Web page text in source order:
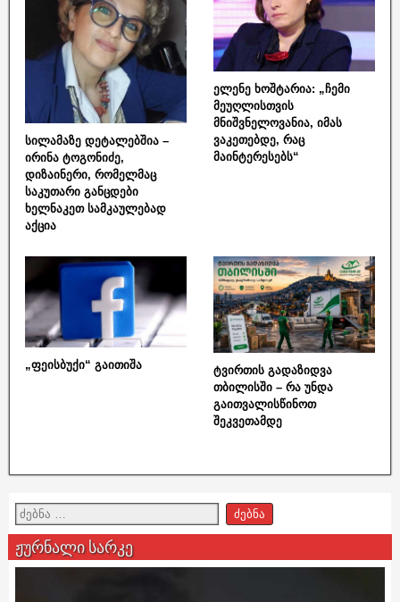
სილამაზე დეტალებშია –
ირინა ტოგონიძე,
დიზაინერი, რომელმაც
საკუთარი განცდები
ხელნაკეთ სამკაულებად
აქცია
ელენე ხოშტარია: „ჩემი
მეუღლისთვის
მნიშვნელოვანია, იმას
ვაკეთებდე, რაც
მაინტერესებს“
„ფეისბუქი“ გაითიშა
ტვირთის გადაზიდვა
თბილისში – რა უნდა
გაითვალისწინოთ
შეკვეთამდე
ჟურნალი სარკე